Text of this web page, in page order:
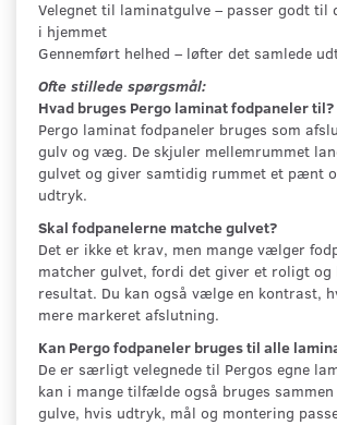
Velegnet til laminatgulve – passer godt til
i hjemmet
Gennemført helhed – løfter det samlede
Ofte stillede spørgsmål:
Hvad bruges Pergo laminat fodpaneler til?
Pergo laminat fodpaneler bruges som
gulv og væg. De skjuler mellemrummet
gulvet og giver samtidig rummet et pænt
udtryk.
Skal fodpanelerne matche gulvet?
Det er ikke et krav, men mange vælger
matcher gulvet, fordi det giver et roligt og
resultat. Du kan også vælge en kontrast,
mere markeret afslutning.
Kan Pergo fodpaneler bruges til alle
De er særligt velegnede til Pergos egne
kan i mange tilfælde også bruges
gulve, hvis udtryk, mål og montering